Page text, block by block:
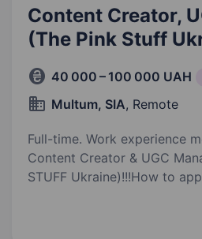
Content Creator,
(The Pink Stuff
40 000 – 100 000 UAH
Multum, SIA, Remote
Full-time. Work experience
Content Creator & UGC
STUFF Ukraine)!!!How to